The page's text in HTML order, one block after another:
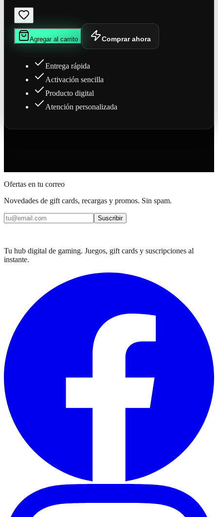
Agregar al carrito Comprar ahora
Entrega rápida
Activación sencilla
Producto digital
Atención personalizada
Ofertas en tu correo
Novedades de gift cards, recargas y promos. Sin spam.
Suscribir
Tu hub digital de gaming. Juegos, gift cards y suscripciones al
instante.